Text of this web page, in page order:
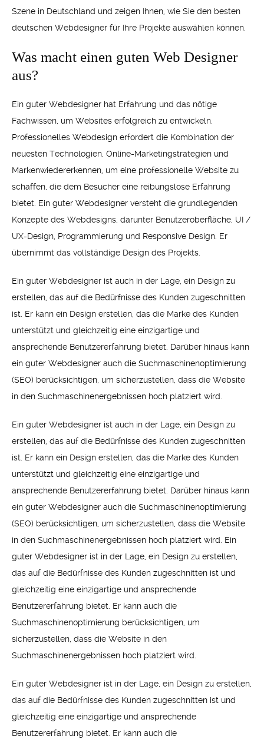
Szene in Deutschland und zeigen Ihnen, wie Sie den besten
deutschen Webdesigner für Ihre Projekte auswählen können.
Was macht einen guten Web Designer
aus?
Ein guter Webdesigner hat Erfahrung und das nötige
Fachwissen, um Websites erfolgreich zu entwickeln.
Professionelles Webdesign erfordert die Kombination der
neuesten Technologien, Online-Marketingstrategien und
Markenwiedererkennen, um eine professionelle Website zu
schaffen, die dem Besucher eine reibungslose Erfahrung
bietet. Ein guter Webdesigner versteht die grundlegenden
Konzepte des Webdesigns, darunter Benutzeroberfläche, UI /
UX-Design, Programmierung und Responsive Design. Er
übernimmt das vollständige Design des Projekts.
Ein guter Webdesigner ist auch in der Lage, ein Design zu
erstellen, das auf die Bedürfnisse des Kunden zugeschnitten
ist. Er kann ein Design erstellen, das die Marke des Kunden
unterstützt und gleichzeitig eine einzigartige und
ansprechende Benutzererfahrung bietet. Darüber hinaus kann
ein guter Webdesigner auch die Suchmaschinenoptimierung
(SEO) berücksichtigen, um sicherzustellen, dass die Website
in den Suchmaschinenergebnissen hoch platziert wird.
Ein guter Webdesigner ist auch in der Lage, ein Design zu
erstellen, das auf die Bedürfnisse des Kunden zugeschnitten
ist. Er kann ein Design erstellen, das die Marke des Kunden
unterstützt und gleichzeitig eine einzigartige und
ansprechende Benutzererfahrung bietet. Darüber hinaus kann
ein guter Webdesigner auch die Suchmaschinenoptimierung
(SEO) berücksichtigen, um sicherzustellen, dass die Website
in den Suchmaschinenergebnissen hoch platziert wird. Ein
guter Webdesigner ist in der Lage, ein Design zu erstellen,
das auf die Bedürfnisse des Kunden zugeschnitten ist und
gleichzeitig eine einzigartige und ansprechende
Benutzererfahrung bietet. Er kann auch die
Suchmaschinenoptimierung berücksichtigen, um
sicherzustellen, dass die Website in den
Suchmaschinenergebnissen hoch platziert wird.
Ein guter Webdesigner ist in der Lage, ein Design zu erstellen,
das auf die Bedürfnisse des Kunden zugeschnitten ist und
gleichzeitig eine einzigartige und ansprechende
Benutzererfahrung bietet. Er kann auch die